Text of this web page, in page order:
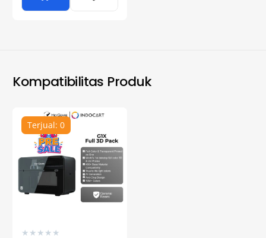
Kompatibilitas Produk
Terjual: 0
★ ★ ★ ★ ★